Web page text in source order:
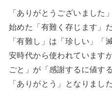
「ありがとうございました
始めた「有難く存じます」
「有難し」は「珍しい」「
安時代から使われています
ごと」が「感謝するに値す
「ありがとう」となりました